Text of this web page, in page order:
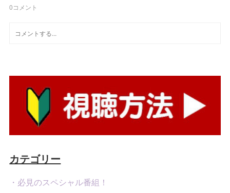
0コメント
カテゴリー
・必見のスペシャル番組！